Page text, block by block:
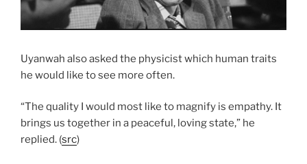
Uyanwah also asked the physicist which human traits
he would like to see more often.
“The quality I would most like to magnify is empathy. It
brings us together in a peaceful, loving state,” he
replied. (src)